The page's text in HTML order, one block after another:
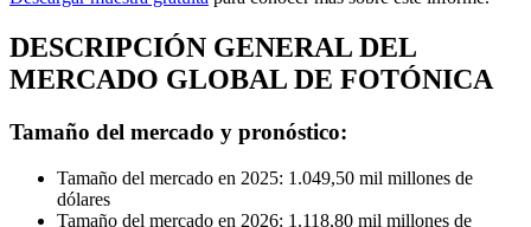
DESCRIPCIÓN GENERAL DEL
MERCADO GLOBAL DE FOTÓNICA
Tamaño del mercado y pronóstico:
Tamaño del mercado en 2025: 1.049,50 mil millones de
dólares
Tamaño del mercado en 2026: 1.118,80 mil millones de